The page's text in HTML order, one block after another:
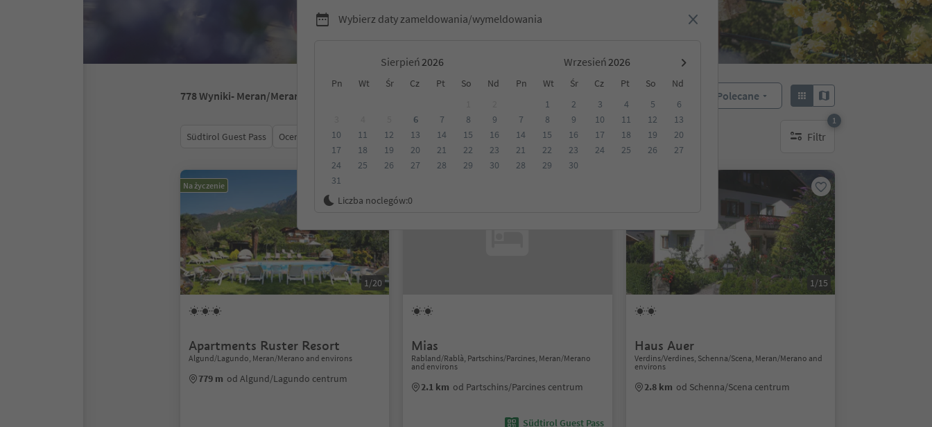
Wybierz daty zameldowania/wymeldowania
Sierpień Wrzesień
Pn Wt Śr Cz Pt So Nd Pn Wt Śr Cz Pt So
Nd
6 7 8
9
10
11 12 13 14 15
16
17
18 19 20 21 22
23
24
25 26 27 28 29
30
31
1 2 3 4 5
6
7
8 9 10 11 12
13
14
15 16 17 18 19
20
21
22 23 24 25 26
27
28
29 30
Liczba noclegów:0
778Wyniki- Meran/Merano i okolice Polecane
Südtirol Guest Pass Ocena Kategoria Opcje wyżywienia Ekologiczne zakwaterowanie Filtr
1
1 aktywny filtr
Na życzenie
1/20
Apartments Ruster Resort
Algund/Lagundo, Meran/Merano and environs
779 m od Algund/Lagundo centrum
Mias
Rabland/Rablà, Partschins/Parcines, Meran/Merano
and environs
2.1 km od Partschins/Parcines centrum
Südtirol Guest Pass
1/15
Haus Auer
Verdins/Verdines, Schenna/Scena, Meran/Merano and
environs
2.8 km od Schenna/Scena centrum